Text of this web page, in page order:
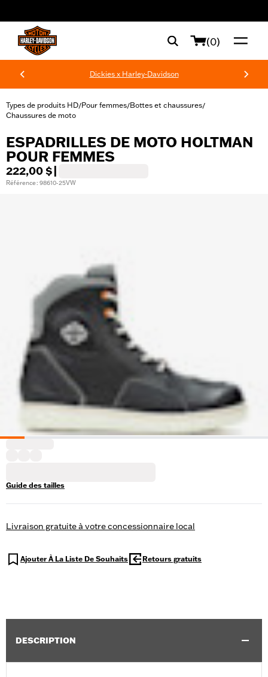
(0)
Dickies x Harley-Davidson
Types de produits HD/Pour femmes/Bottes et chaussures/
Chaussures de moto
ESPADRILLES DE MOTO HOLTMAN
POUR FEMMES
222,00 $
Référence : 98610-25VW
Guide des tailles
Livraison gratuite à votre concessionnaire local
Ajouter À La Liste De Souhaits Retours gratuits
DESCRIPTION